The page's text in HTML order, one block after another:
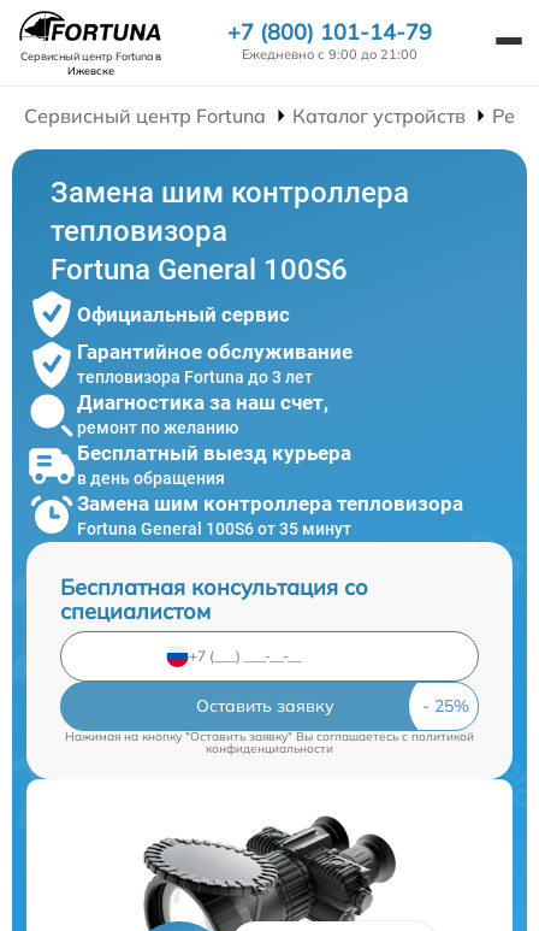
Сервисный центр Fortunaв
Ижевске
+7 (800) 101-14-79
Ежедневно с 9:00 до 21:00
Сервисный центр Fortuna Каталог устройств
Замена шим контроллера
тепловизора
Fortuna General 100S6
Официальный сервис
Гарантийное обслуживание
тепловизора Fortuna до 3 лет
Диагностика за наш счет,
ремонт по желанию
Бесплатный выезд курьера
в день обращения
Замена шим контроллера тепловизора
Fortuna General 100S6 от 35 минут
Бесплатная консультация со
специалистом
Оставить заявку
Нажимая на кнопку "Оставить заявку" Вы соглашаетесь cполитикой
конфиденциальности